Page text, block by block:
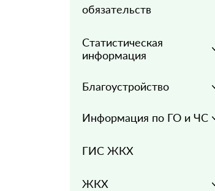
обязательств
Статистическая
информация
Благоустройство
Информация по ГО и ЧС
ГИС ЖКХ
ЖКХ